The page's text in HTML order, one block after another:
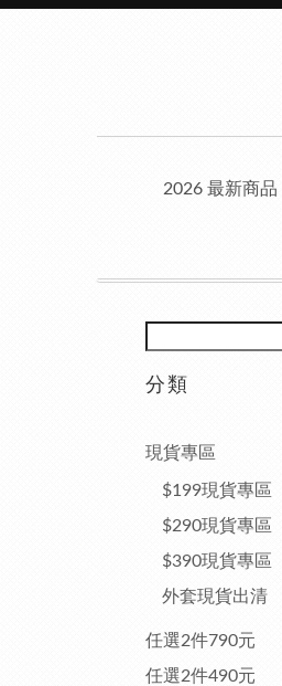
2026 最新商品
分類
現貨專區
$199現貨專區
$290現貨專區
$390現貨專區
外套現貨出清
任選2件790元
任選2件490元